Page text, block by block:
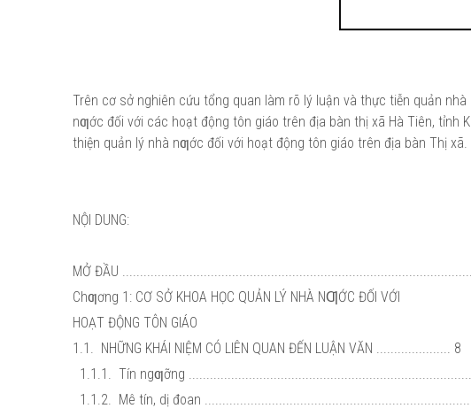
Trên cơ sở nghiên cứu tổng quan làm rõ lý luận và thực tiễn quản
nƣớc đối với các hoạt động tôn giáo trên địa bàn thị xã Hà Tiên, tỉnh
thiện quản lý nhà nƣớc đối với hoạt động tôn giáo trên địa bàn Thị xã.
NỘI DUNG:
MỞ ĐẦU
Chƣơng 1: CƠ SỞ KHOA HỌC QUẢN LÝ NHÀ NƢỚC ĐỐI VỚI
HOẠT ĐỘNG TÔN GIÁO
1.1. NHỮNG KHÁI NIỆM CÓ LIÊN QUAN ĐẾN LUẬN VĂN ..................... 8
1.1.1. Tín ngƣỡng
1.1.2. Mê tín, dị đoan